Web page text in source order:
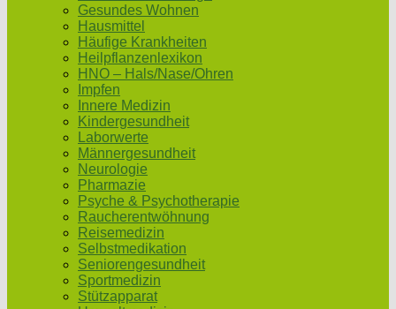
Gesundes Wohnen
Hausmittel
Häufige Krankheiten
Heilpflanzenlexikon
HNO – Hals/Nase/Ohren
Impfen
Innere Medizin
Kindergesundheit
Laborwerte
Männergesundheit
Neurologie
Pharmazie
Psyche & Psychotherapie
Raucherentwöhnung
Reisemedizin
Selbstmedikation
Seniorengesundheit
Sportmedizin
Stützapparat